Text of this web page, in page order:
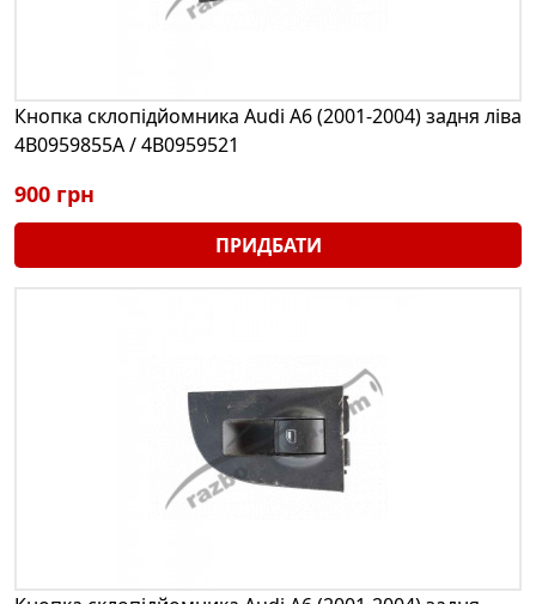
Кнопка склопідйомника Audi A6 (2001-2004) задня ліва
4B0959855A / 4B0959521
900 грн
ПРИДБАТИ